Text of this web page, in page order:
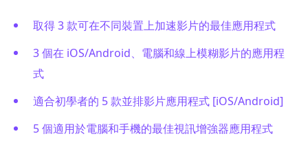
取得 3 款可在不同裝置上加速影片的最佳應用程式
3 個在 iOS/Android、電腦和線上模糊影片的應用程
式
適合初學者的 5 款並排影片應用程式 [iOS/Android]
5 個適用於電腦和手機的最佳視訊增強器應用程式